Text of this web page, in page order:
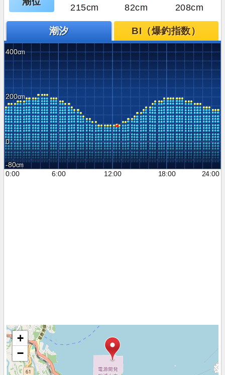
215cm
82cm 208cm
潮汐 BI（爆釣指数）
400
200
0
-80
0:00
6:00 12:00 18:00 24:00
+
−